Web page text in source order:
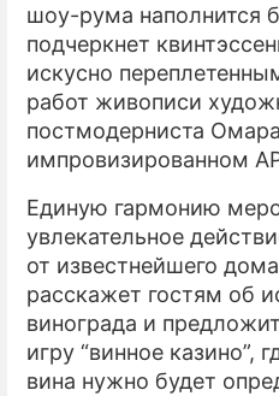
шоу-рума наполнится
подчеркнет
искусно
работ живописи
постмодерниста
импровизированном
Единую гармонию
увлекательное
от известнейшего
расскажет гостям об
винограда и
игру “винное казино”,
вина нужно будет